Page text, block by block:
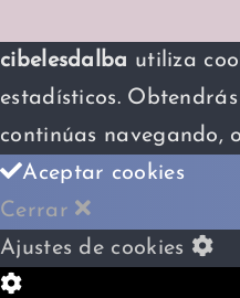
cibelesdalba utiliza
estadísticos.
continúas navegando,
Aceptar cookies
Cerrar
Ajustes de cookies
Configuración